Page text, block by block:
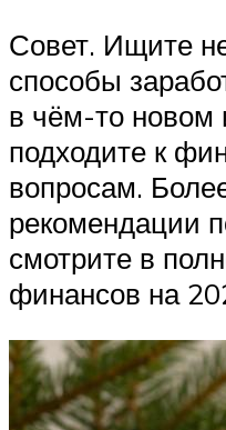
Совет. Ищите
способы
в чём-то новом
подходите к
вопросам.
рекомендации
смотрите в
финансов на